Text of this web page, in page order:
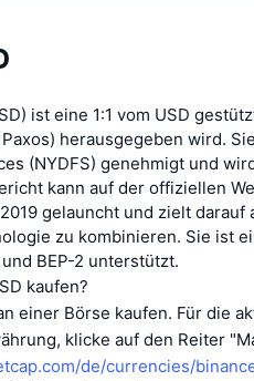
ist eine 1:1 vom USD
herausgegeben wird.
(NYDFS) genehmigt und
kann auf der offiziellen
gelauncht und zielt
zu kombinieren. Sie ist
BEP-2 unterstützt.
kaufen?
einer Börse kaufen. Für die
klicke auf den Reiter
de/currencies/